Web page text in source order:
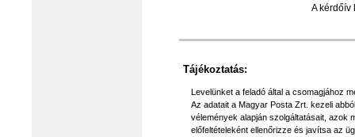
A kérdőív
Tájékoztatás:
Levelünket a feladó által a csomagjához
Az adatait a Magyar Posta Zrt. kezeli
vélemények alapján szolgáltatásait, azok
előfeltételeként ellenőrizze és javítsa az